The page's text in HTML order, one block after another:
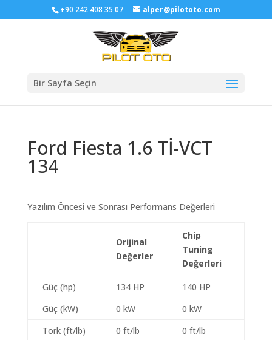
+90 242 408 35 07 alper@pilototo.com
Bir Sayfa Seçin
Ford Fiesta 1.6 Tİ-VCT
134
Yazılım Öncesi ve Sonrası Performans Değerleri
Orijinal
Değerler
Chip
Tuning
Değerleri
Güç (hp) 134 HP
140 HP
Güç (kW)
0 kW
0 kW
Tork (ft/lb)
0 ft/lb
0 ft/lb